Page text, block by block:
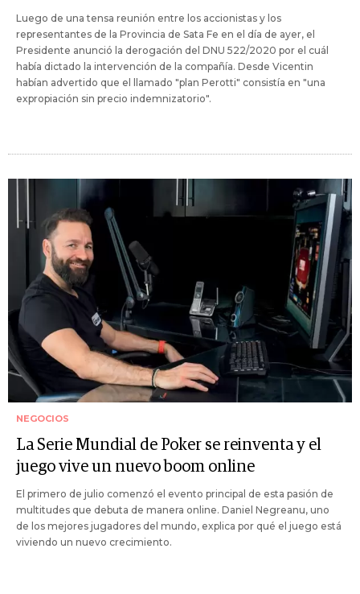
Luego de una tensa reunión entre los accionistas y los
representantes de la Provincia de Sata Fe en el día de ayer, el
Presidente anunció la derogación del DNU 522/2020 por el cuál
había dictado la intervención de la compañía. Desde Vicentin
habían advertido que el llamado "plan Perotti" consistía en "una
expropiación sin precio indemnizatorio".
NEGOCIOS
La Serie Mundial de Poker se reinventa y el
juego vive un nuevo boom online
El primero de julio comenzó el evento principal de esta pasión de
multitudes que debuta de manera online. Daniel Negreanu, uno
de los mejores jugadores del mundo, explica por qué el juego está
viviendo un nuevo crecimiento.